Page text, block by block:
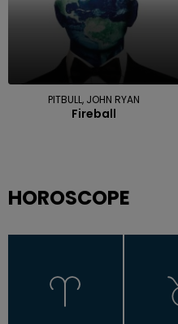
PITBULL, JOHN RYAN
Fireball
HOROSCOPE